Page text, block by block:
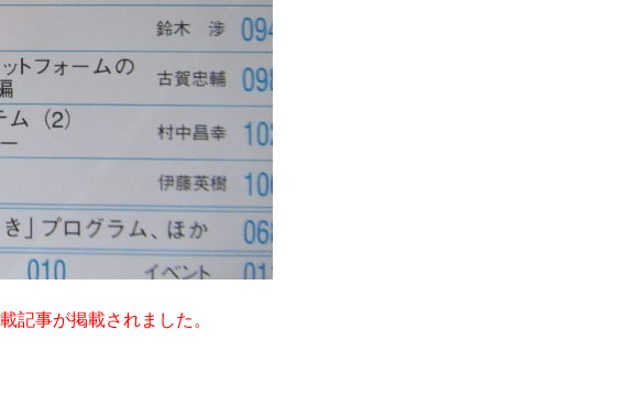
記事が掲載されました。